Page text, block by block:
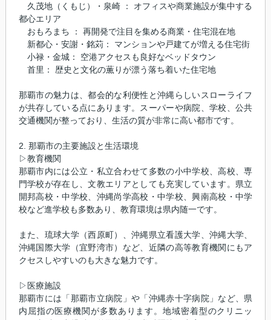
久茂地（くもじ）・泉崎 ： オフィスや商業施設が集中する
都心エリア
おもろまち ： 再開発で注目を集める商業・住宅混在地
新都心・安謝・銘苅： マンションや戸建てが増える住宅街
小禄・金城： 空港アクセスも良好なベッドタウン
首里： 歴史と文化の薫りが漂う落ち着いた住宅地
那覇市の魅力は、都会的な利便性と沖縄らしいスローライフ
が共存している点にあります。スーパーや病院、学校、公共
交通機関が整っており、生活の質が非常に高い都市です。
2. 那覇市の主要施設と生活環境
▷教育機関
那覇市内には公立・私立合わせて多数の小中学校、高校、専
門学校が存在し、文教エリアとしても充実しています。県立
開邦高校・中学校、沖縄尚学高校・中学校、興南高校・中学
校など進学校も多数あり、教育環境は県内随一です。
また、琉球大学（西原町）、沖縄県立看護大学、沖縄大学、
沖縄国際大学（宜野湾市）など、近隣の高等教育機関にもア
クセスしやすいのも大きな魅力です。
▷医療施設
那覇市には「那覇市立病院」や「沖縄赤十字病院」など、県
内屈指の医療機関が多数あります。地域密着型のクリニッ